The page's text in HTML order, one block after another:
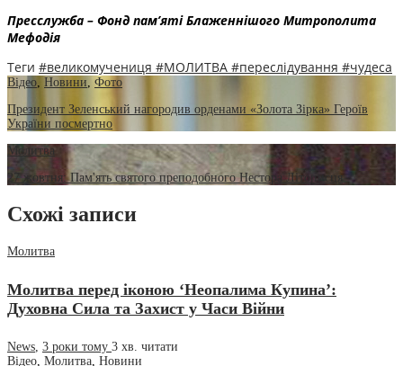
Пресслужба – Фонд пам’яті Блаженнішого Митрополита
Мефодія
Теги #великомучениця #МОЛИТВА #переслідування #чудеса
Відео Новини Фото
Президент Зеленський нагородив орденами «Золота Зірка» Героїв
України посмертно
Молитва
27 жовтня: Пам'ять святого преподобного Нестора Літописця
Схожі записи
Молитва
Молитва перед іконою ‘Неопалима Купина’:
Духовна Сила та Захист у Часи Війни
News, 3 роки тому 3 хв. читати
Відео, Молитва, Новини